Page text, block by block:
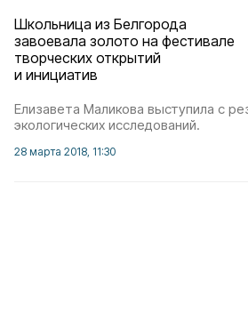
Школьница из Белгорода
завоевала золото на фестивале
творческих открытий
и инициатив
Елизавета Маликова выступила с
экологических исследований.
28 марта 2018, 11:30